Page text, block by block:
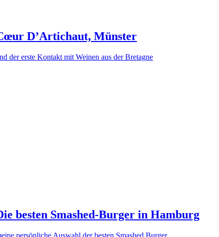
D’Artichaut, Münster
der erste Kontakt mit Weinen aus der Bretagne
besten Smashed-Burger in Hamburg